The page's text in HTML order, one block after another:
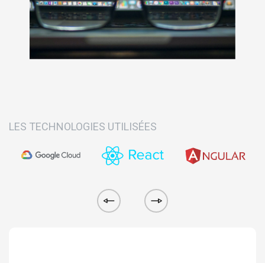
LES TECHNOLOGIES UTILISÉES